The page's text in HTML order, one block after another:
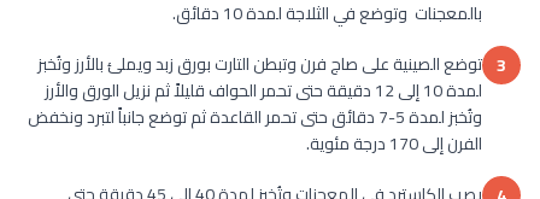
بالمعجنات وتوضع في الثلاجة لمدة 10 دقائق.
3 توضع الصينية على صاج فرن وتبطن التارت بورق زبد ويملئ بالأرز وتُخبز
لمدة 10 إلى 12 دقيقة حتى تحمر الحواف قليلاً ثم نزيل الورق والأرز
وتُخبز لمدة 5-7 دقائق حتى تحمر القاعدة ثم توضع جانباً لتبرد ونخفض
الفرن إلى 170 درجة مئوية.